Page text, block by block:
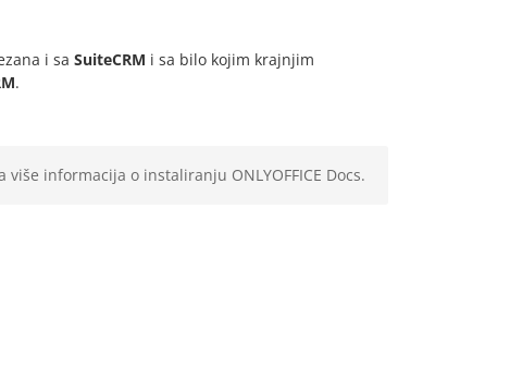
i sa SuiteCRM i sa bilo kojim krajnjim
.
više informacija o instaliranju ONLYOFFICE Docs.